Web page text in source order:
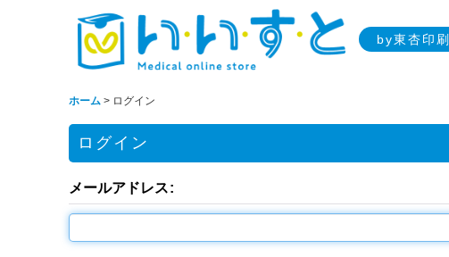
by東杏印刷
ホーム > ログイン
ログイン
メールアドレス :